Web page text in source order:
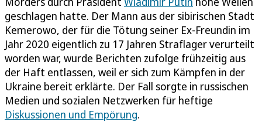
geschlagen hatte. Der Mann aus der sibirischen Stadt
Kemerowo, der für die Tötung seiner Ex-Freundin im
Jahr 2020 eigentlich zu 17 Jahren Straflager verurteilt
worden war, wurde Berichten zufolge frühzeitig aus
der Haft entlassen, weil er sich zum Kämpfen in der
Ukraine bereit erklärte. Der Fall sorgte in russischen
Medien und sozialen Netzwerken für heftige
Diskussionen und Empörung.